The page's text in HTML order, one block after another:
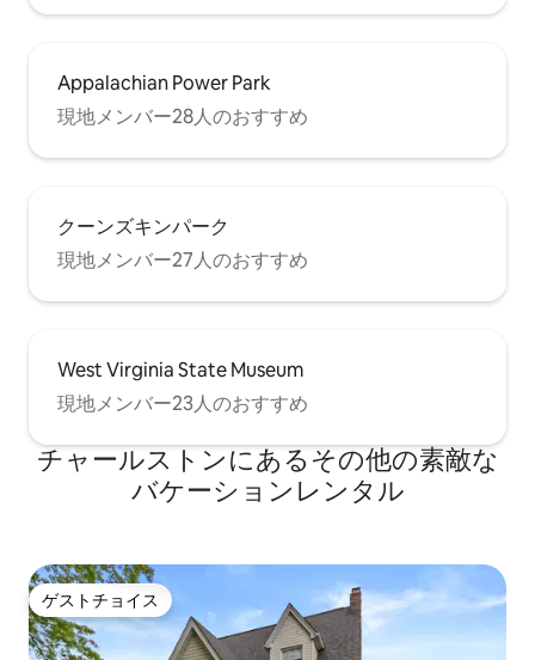
Appalachian Power Park
現地メンバー28人のおすすめ
クーンズキンパーク
現地メンバー27人のおすすめ
West Virginia State Museum
現地メンバー23人のおすすめ
チャールストンにあるその他の素敵な
バケーションレンタル
ゲストチョイス
ゲストチョイス